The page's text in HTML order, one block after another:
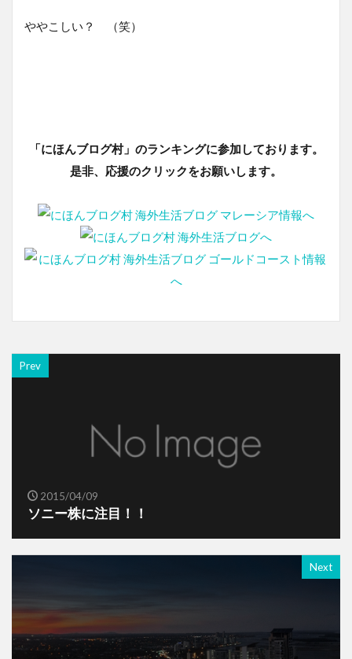
ややこしい？ （笑）
「にほんブログ村」のランキングに参加しております。
是非、応援のクリックをお願いします。
Prev
2015/04/09
ソニー株に注目！！
Next